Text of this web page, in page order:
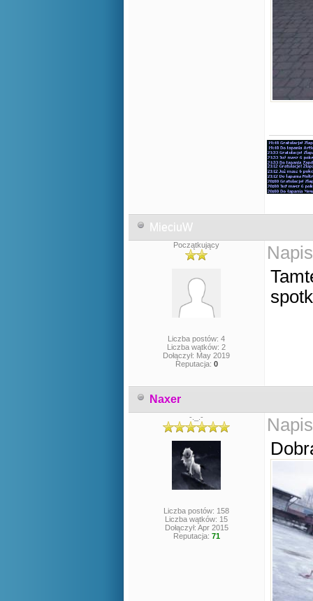
MieciuW
Początkujący
Liczba postów: 4
Liczba wątków: 2
Dołączył: May 2019
Reputacja: 0
Naxer
-._.-
Liczba postów: 158
Liczba wątków: 15
Dołączył: Apr 2015
Reputacja: 71